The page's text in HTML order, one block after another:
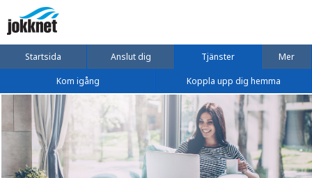
Startsida Anslut dig Tjänster Mer
Kom igång Koppla upp dig hemma